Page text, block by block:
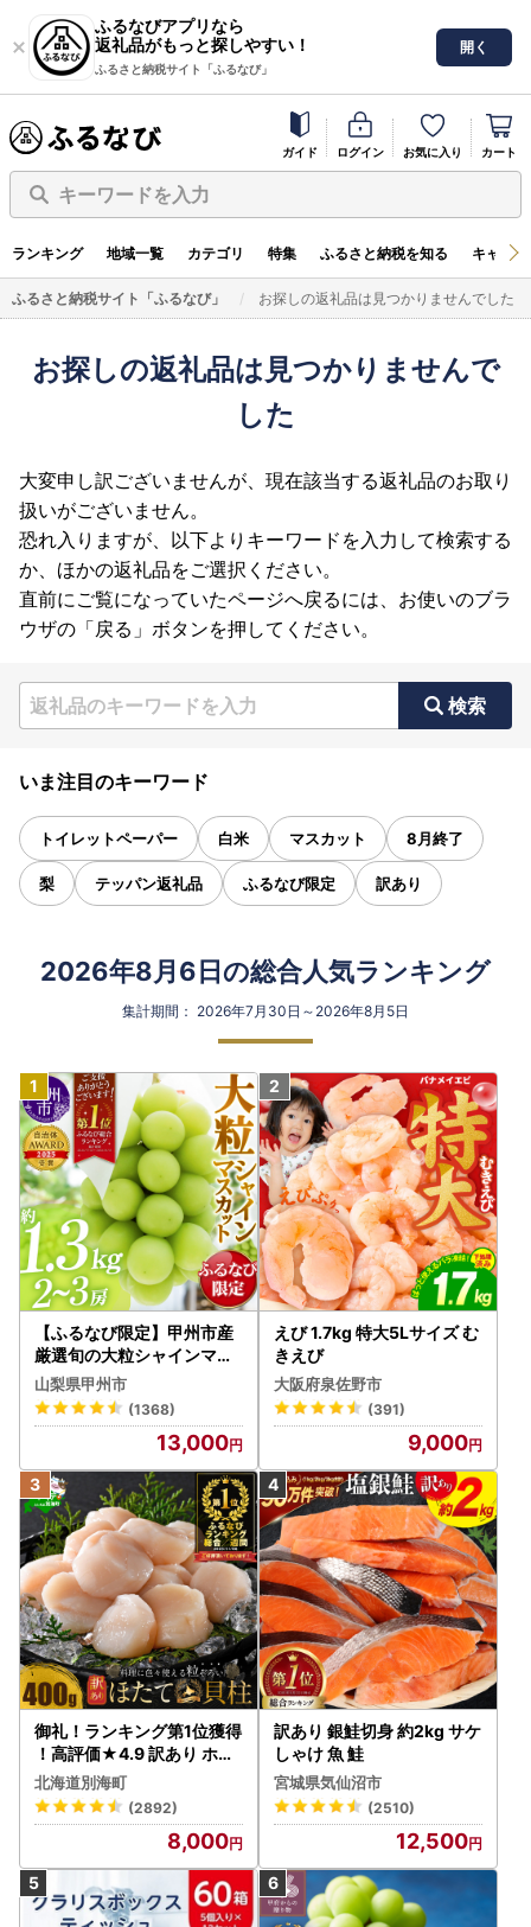
ふるなびアプリなら
返礼品がもっと探しやすい！
ふるさと納税サイト「ふるなび」
開く
ガイド ログイン お気に入り カート
キーワードを入力
ランキング 地域一覧 カテゴリ 特集 ふるさと納税を知る キャン
ふるさと納税サイト「ふるなび」 お探しの返礼品は見つかりませんでした
お探しの返礼品は見つかりませんで
した
大変申し訳ございませんが、現在該当する返礼品のお取り
扱いがございません。
恐れ入りますが、以下よりキーワードを入力して検索する
か、ほかの返礼品をご選択ください。
直前にご覧になっていたページへ戻るには、お使いのブラ
ウザの「戻る」ボタンを押してください。
検索
いま注目のキーワード
トイレットペーパー 白米 マスカット 8月終了
梨 テッパン返礼品 ふるなび限定 訳あり
2026年8月6日の総合人気ランキング
集計期間： 2026年7月30日～2026年8月5日
【ふるなび限定】甲州市産
厳選旬の大粒シャインマス
カット 約1.3kg 2～3房【2
026年発送】（MG）B12-
472 FN-Limited-VO シャ
インマスカット フルーツ
山梨県甲州市
(1368)
13,000
えび 1.7kg 特大5Lサイズ む
きえび
大阪府泉佐野市
(391)
9,000
御礼！ランキング第1位獲得
！高評価★4.9 訳あり ホタ
テ 400g（ほたて 帆立 貝柱
冷凍 ）
北海道別海町
(2892)
8,000
訳あり 銀鮭切身 約2kg サケ
しゃけ 魚 鮭
宮城県気仙沼市
(2510)
12,500